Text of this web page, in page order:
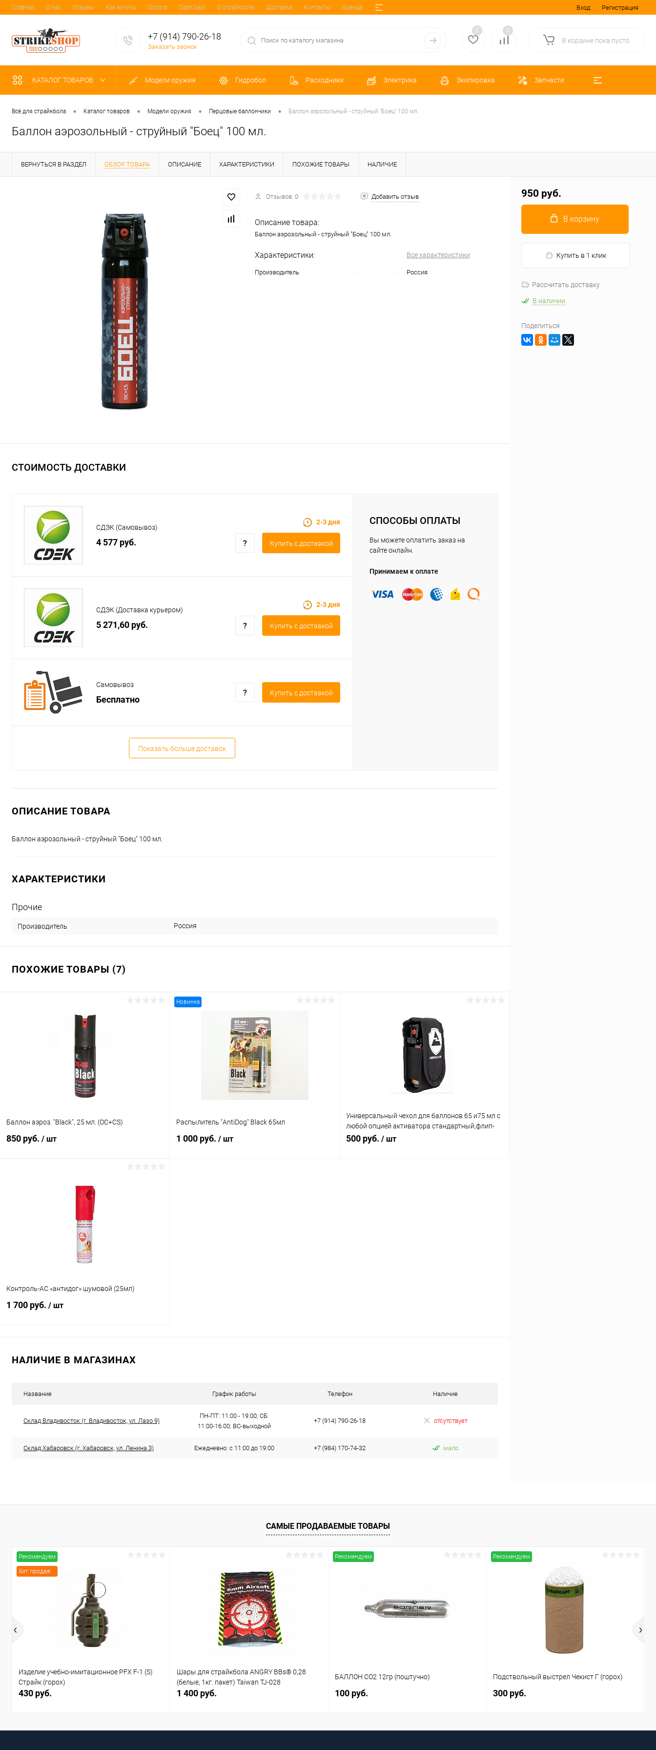
Главная О нас Отзывы Как купить Оплата Cash back О страйкболе Доставка Контакты Аренда Вход Регистрация
+7 (914) 790-26-18
Заказать звонок
0 0
В корзине пока пусто
КАТАЛОГ ТОВАРОВ Модели оружия Гидробол Расходники Электрика Экипировка Запчасти
Всё для страйкбола • Каталог товаров • Модели оружия • Перцовые баллончики • Баллон аэрозольный - струйный "Боец" 100 мл.
Баллон аэрозольный - струйный "Боец" 100 мл.
ВЕРНУТЬСЯ В РАЗДЕЛ ОБЗОР ТОВАРА ОПИСАНИЕ ХАРАКТЕРИСТИКИ ПОХОЖИЕ ТОВАРЫ НАЛИЧИЕ
Отзывов: 0 Добавить отзыв
Описание товара:
Баллон аэрозольный - струйный "Боец" 100 мл.
Характеристики: Все характеристики
Производитель Россия
СТОИМОСТЬ ДОСТАВКИ
СДЭК (Самовывоз)
4 577 руб.
2-3 дня
Купить c доставкой
СДЭК (Доставка курьером)
5 271,60 руб.
2-3 дня
Купить c доставкой
Самовывоз
Бесплатно
Купить c доставкой
Показать больше доставок
СПОСОБЫ ОПЛАТЫ
Вы можете оплатить заказ на
сайте онлайн.
Принимаем к оплате
ОПИСАНИЕ ТОВАРА
Баллон аэрозольный - струйный "Боец" 100 мл.
ХАРАКТЕРИСТИКИ
Прочие
Производитель Россия
ПОХОЖИЕ ТОВАРЫ (7)
Баллон аэроз. "Black", 25 мл. (OC+CS)
850 руб. / шт
Новинка
Распылитель "AntiDog" Black 65мл
1 000 руб. / шт
Универсальный чехол для баллонов 65 и75 мл с
любой опцией активатора стандартный,флип-
топ,с фонарико
500 руб. / шт
Контроль-АС «антидог» шумовой (25мл)
1 700 руб. / шт
НАЛИЧИЕ В МАГАЗИНАХ
Название График работы Телефон Наличие
Склад Владивосток (г. Владивосток, ул. Лазо 9)
ПН-ПТ: 11:00 - 19:00; СБ:
11:00-16:00; ВС-выходной
+7 (914) 790-26-18 отсутствует
Склад Хабаровск (г. Хабаровск, ул. Ленина 3) Ежедневно: с 11:00 до 19:00 +7 (984) 170-74-32 мало
950 руб.
В корзину
Купить в 1 клик
Рассчитать доставку
В наличии
Поделиться
САМЫЕ ПРОДАВАЕМЫЕ ТОВАРЫ
Рекомендуем
Хит продаж
Изделие учебно-имитационное PFX F-1 (S)
Страйк (горох)
430 руб.
Шары для страйкбола ANGRY BBs® 0,28
(белые, 1кг. пакет) Taiwan TJ-028
1 400 руб.
Рекомендуем
БАЛЛОН CO2 12гр (поштучно)
100 руб.
Рекомендуем
Подствольный выстрел Чекист Г (горох)
300 руб.